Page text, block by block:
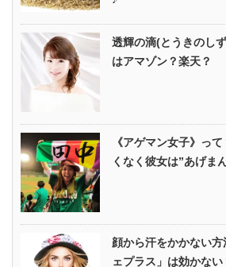
透輝の滴(とうきのし
はアマゾン？楽天？
《アゲマン女子》っ
くなく彼女は”あげま
顔から汗をかかない
ェプラス」は効かない